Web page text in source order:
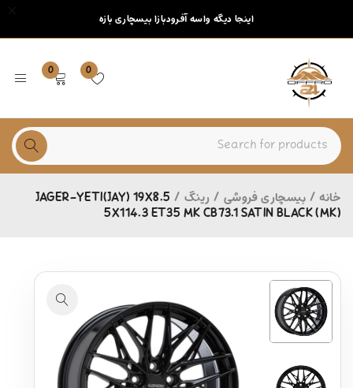
اینجا دیگه واسه آفرودبازا بیسچاری بازه
0
0
خانه / بیسچاری فروشی / رینگ /
JAGER-YETI(JAY) 19X8.5
5X114.3 ET35 MK CB73.1 SATIN BLACK (MK)